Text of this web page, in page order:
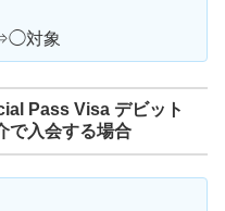
⇒◯対象
Pass Visa デビット
で入会する場合